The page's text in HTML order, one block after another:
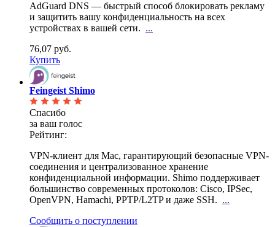
AdGuard DNS — быстрый способ блокировать рекламу
и защитить вашу конфиденциальность на всех
устройствах в вашей сети. ...
76,07 руб.
Купить
Feingeist Shimo
Спасибо
за ваш голос
Рейтинг:
VPN-клиент для Mac, гарантирующий безопасные VPN-
соединения и централизованное хранение
конфиденциальной информации. Shimo поддерживает
большинство современных протоколов: Cisco, IPSec,
OpenVPN, Hamachi, PPTP/L2TP и даже SSH. ...
Сообщить о поступлении